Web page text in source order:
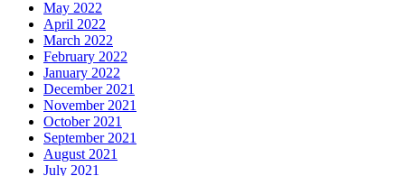
May 2022
April 2022
March 2022
February 2022
January 2022
December 2021
November 2021
October 2021
September 2021
August 2021
July 2021